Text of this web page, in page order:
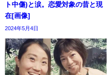
ト中傷)と涙。恋愛対象の昔と現
在[画像]
2024年5月4日